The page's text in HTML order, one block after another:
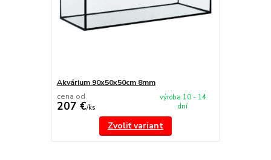
Akvárium 90x50x50cm 8mm
cena od
207 €/ks
výroba 10 - 14
dní
Zvoliť variant